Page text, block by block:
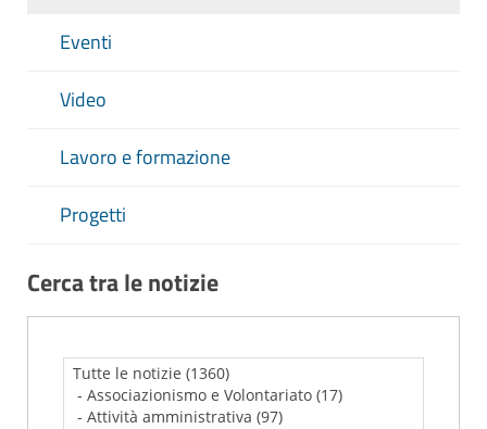
Eventi
Video
Lavoro e formazione
Progetti
Cerca tra le notizie